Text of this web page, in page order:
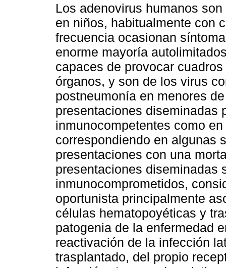
Los adenovirus humanos
en niños, habitualmente con
frecuencia ocasionan
enorme mayoría
capaces de provocar
órganos, y son de los virus
postneumonía en menores
presentaciones diseminadas
inmunocompetentes como
correspondiendo en algunas
presentaciones con una
presentaciones diseminadas
inmunocomprometidos,
oportunista principalmente
células hematopoyéticas y
patogenia de la enfermedad
reactivación de la infección
trasplantado, del propio